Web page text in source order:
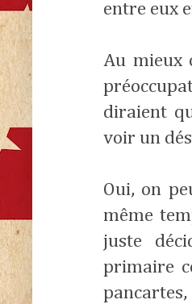
entre eux
Au mieux
diraient
voir un
Oui, on
même
juste
primaire